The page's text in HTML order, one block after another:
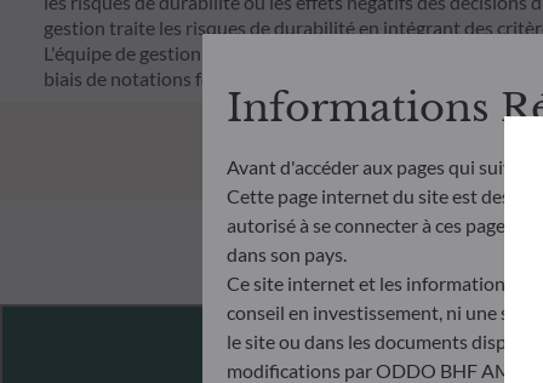
gestion traite les risques de durabilité en intégrant des
L'équipe de gestion suit un objectif d'investissement
biais de notations fournies par le fournisseur externe de
Features
Informations
Avant d'accéder aux pages qui
Cette page internet du site est
autorisé à se connecter à ces pages
dans son pays.
Ce site internet et les informations
conseil en investissement, ni une
le site ou dans les documents
modifications par ODDO BHF AM à